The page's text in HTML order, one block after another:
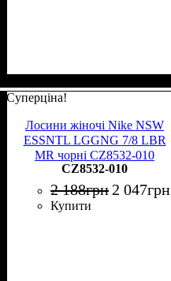
Суперціна!
Лосини жіночі Nike NSW
ESSNTL LGGNG 7/8 LBR
MR чорні CZ8532-010
CZ8532-010
2 188грн 2 047грн
Купити